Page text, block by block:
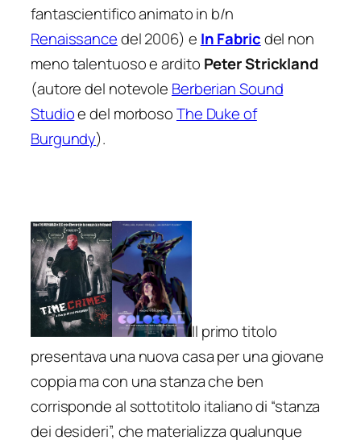
fantascientifico animato in b/n
Renaissancedel 2006) e In Fabricdel non
meno talentuoso e ardito Peter Strickland
(autore del notevole Berberian Sound
Studioe del morbosoThe Duke of
Burgundy).
Il primo titolo
presentava una nuova casa per una giovane
coppia ma con una stanza che ben
corrisponde al sottotitolo italiano di “stanza
dei desideri”, che materializza qualunque